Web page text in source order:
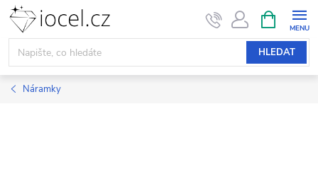
Přejít
obsah
HLEDAT
NÁKUPNÍ
KOŠÍK
Náramky